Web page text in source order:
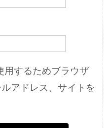
用するためブラウザ
アドレス、サイトを